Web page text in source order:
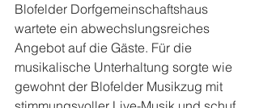
Blofelder Dorfgemeinschaftshaus
wartete ein abwechslungsreiches
Angebot auf die Gäste. Für die
musikalische Unterhaltung sorgte wie
gewohnt der Blofelder Musikzug mit